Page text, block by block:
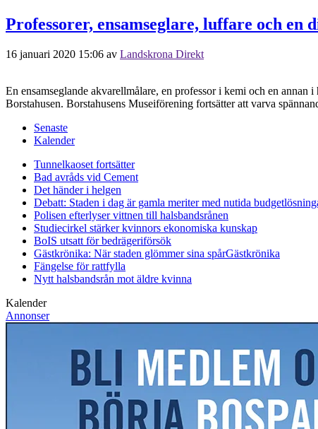
Professorer, ensamseglare, luffare och en
16 januari 2020 15:06 av Landskrona Direkt
En ensamseglande akvarellmålare, en professor i kemi och en annan
Borstahusen. Borstahusens Museiförening fortsätter att varva
Senaste
Kalender
Tunnelkaoset fortsätter
Bad avråds vid Cement
Det händer i helgen
Debatt: Staden i dag är gamla meriter med nutida
Polisen efterlyser vittnen till halsbandsrånen
Studiecirkel stärker kvinnors ekonomiska kunskap
BoIS utsatt för bedrägeriförsök
Gästkrönika: När staden glömmer sina spårGästkrönika
Fängelse för rattfylla
Nytt halsbandsrån mot äldre kvinna
Kalender
Annonser